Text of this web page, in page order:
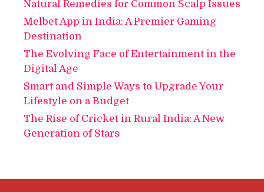
Natural Remedies for Common Scalp Issues
Melbet App in India: A Premier Gaming
Destination
The Evolving Face of Entertainment in the
Digital Age
Smart and Simple Ways to Upgrade Your
Lifestyle on a Budget
The Rise of Cricket in Rural India: A New
Generation of Stars